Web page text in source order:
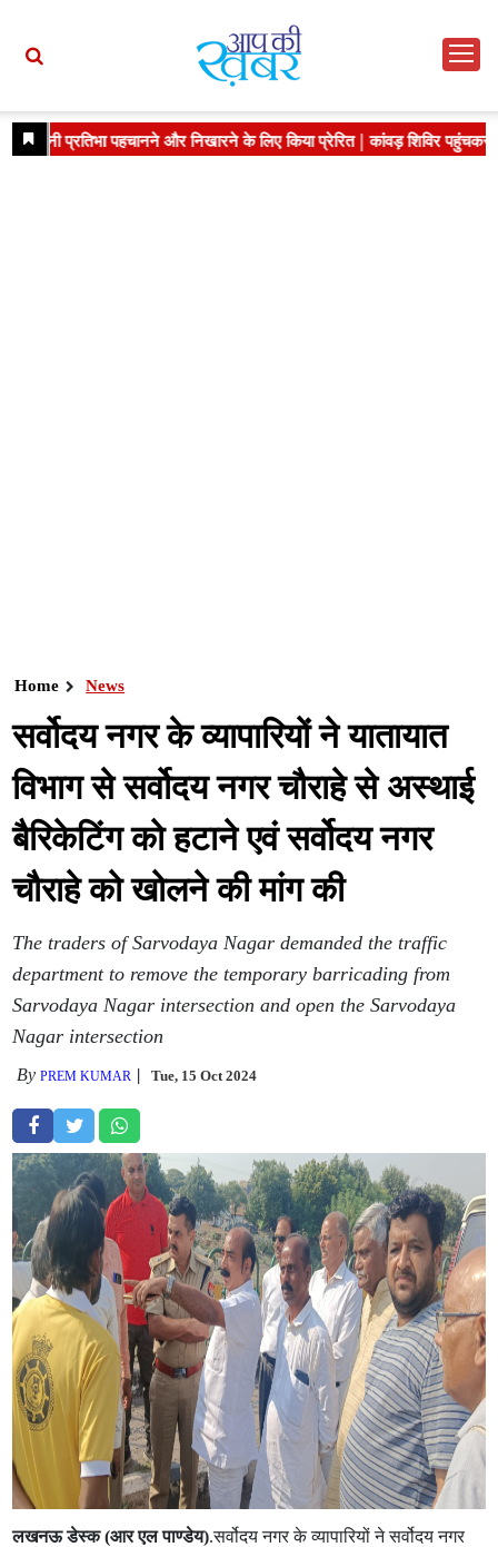
Home News
सर्वोदय नगर के व्यापारियों ने यातायात
विभाग से सर्वोदय नगर चौराहे से अस्थाई
बैरिकेटिंग को हटाने एवं सर्वोदय नगर
चौराहे को खोलने की मांग की
The traders of Sarvodaya Nagar demanded the traffic
department to remove the temporary barricading from
Sarvodaya Nagar intersection and open the Sarvodaya
Nagar intersection
ByPREM KUMAR Tue, 15 Oct 2024
लखनऊ डेस्क (आर एल पाण्डेय).सर्वोदय नगर के व्यापारियों ने सर्वोदय नगर